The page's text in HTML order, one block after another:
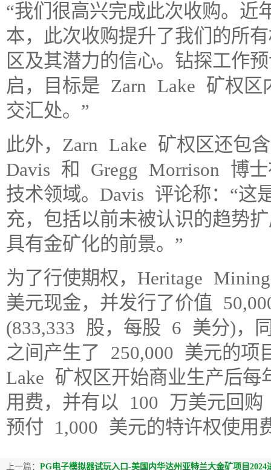
“我们很高兴完成此次收购。近
本，此次收购提升了我们的所
区及其潜力的信心。钻探工
启，目标是 Zarn Lake 矿权区
交汇处。”
此外，Zarn Lake 矿权区还包
Davis 和 Gregg Morrison 博
技术领域。Davis 评论称：“
充，包括以前未被认识的趋势
具有金矿化的前景。”
为了行使期权，Heritage
美元现金，并发行了价值
(833,333 股，每股 6 美分)，
之间产生了 250,000 美元的项
Lake 矿权区开始商业生产后
用费，并有以 100 万美元回
预付 1,000 美元的特许权使用
上一篇： PG电子模拟器试玩入口-美国内华达州亚特兰大金矿项目2024